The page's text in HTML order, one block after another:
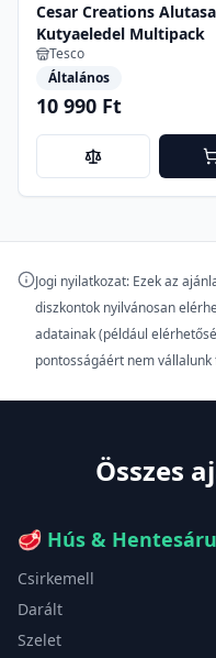
Cesar Creations
Kutyaeledel Multipack
Tesco
Általános
10 990 Ft
Jogi nyilatkozat: Ezek az
diszkontok nyilvánosan
adatainak (például
pontosságáért nem
Összes
🥩 Hús & Hentesáru
Csirkemell
Darált
Szelet